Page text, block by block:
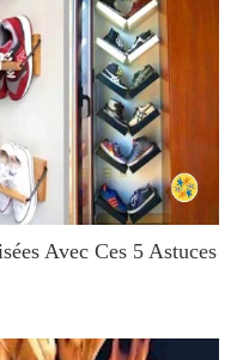
Avec Ces 5 Astuces